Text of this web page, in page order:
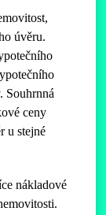
úvěru.
Souhrnná
ceny
u stejné
nákladové